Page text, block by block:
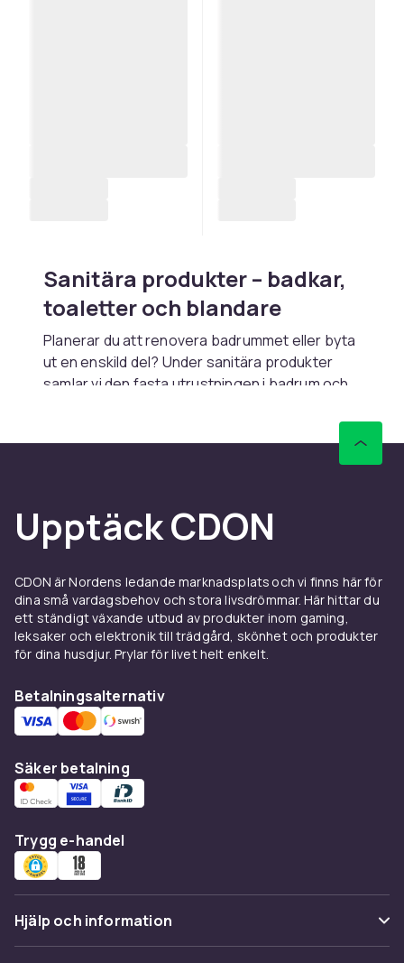
Sanitära produkter – badkar,
toaletter och blandare
Planerar du att renovera badrummet eller byta
ut en enskild del? Under sanitära produkter
samlar vi den fasta utrustningen i badrum och
täcker allt från små uppdateringar till
kompletta renoveringar, i olika prisklasser och
Badkar och duschkabiner
för avkoppling och finns i utföranden från
kompakta sittbadkar till rymliga modeller med
massagefunktion. Har du ont om plats är dusch
ofta ett smartare val – bland våra
kompletta kabiner och flexibla duschväggar i
härdat glas. Mät utrymmet noga och tänk på
dörrarnas öppningsriktning innan du väljer.
Toaletter, tvättställ och
sanitetsporslin
Bland våratoaletter och bidéer
golvstående och vägghängda modeller, många
med snålspolande funktion som sparar vatten.
från klassiska väggmonterade handfat till
moderna ovanpåliggande tvättställ. I kategorin
Upptäck CDON
CDON är Nordens ledande marknadsplats och vi finns här för
dina små vardagsbehov och stora livsdrömmar. Här hittar du
ett ständigt växande utbud av produkter inom gaming,
leksaker och elektronik till trädgård, skönhet och produkter
för dina husdjur. Prylar för livet helt enkelt.
Betalningsalternativ
Säker betalning
Trygg e-handel
Hjälp och information